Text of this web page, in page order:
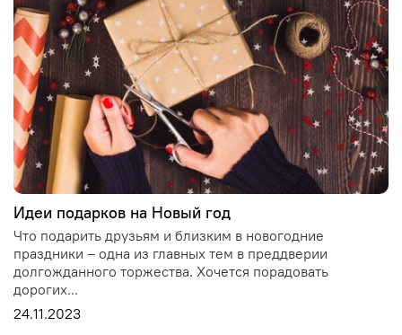
Идеи подарков на Новый год
Что подарить друзьям и близким в новогодние
праздники – одна из главных тем в преддверии
долгожданного торжества. Хочется порадовать
дорогих...
24.11.2023